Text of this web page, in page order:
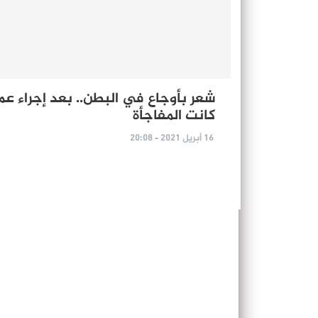
شعر بأوجاع في البطن.. بعد إجراء
كانت المفاجأة
16 أبريل 2021 - 20:08